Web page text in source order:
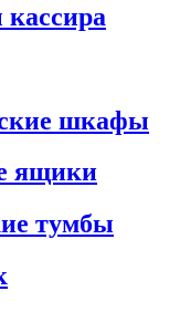
шкафы
ящики
тумбы